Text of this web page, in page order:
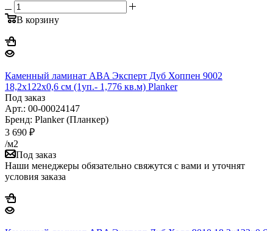
В корзину
Каменный ламинат ABA Эксперт Дуб Хоппен 9002
18,2x122x0,6 см (1уп.- 1,776 кв.м) Planker
Под заказ
Арт.: 00-00024147
Бренд: Planker (Планкер)
3 690 ₽
/м2
Под заказ
Наши менеджеры обязательно свяжутся с вами и уточнят
условия заказа